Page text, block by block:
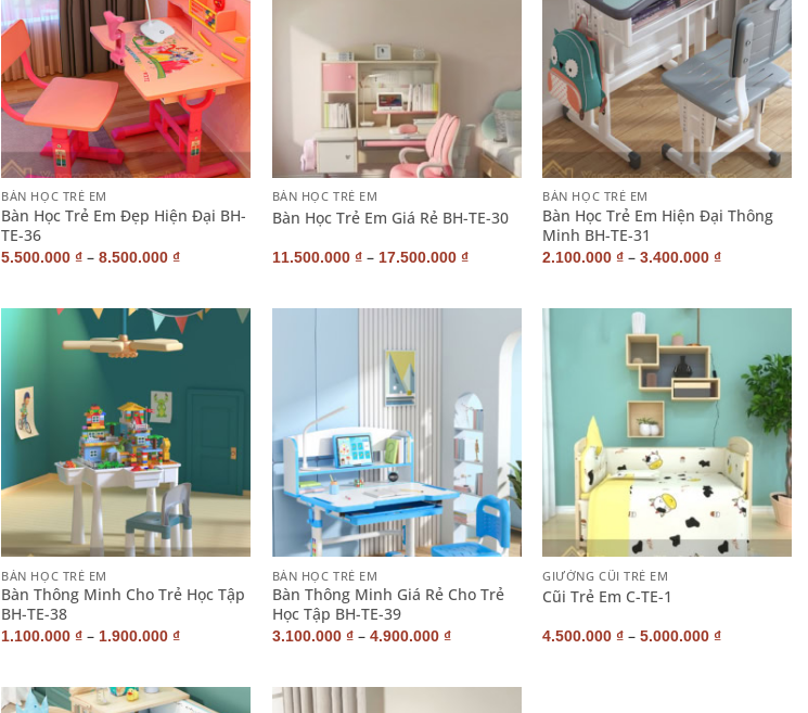
BÀN HỌC TRẺ EM
Bàn Học Trẻ Em Đẹp Hiện Đại BH-
TE-36
5.500.000₫ –8.500.000₫
+
BÀN HỌC TRẺ EM
Bàn Học Trẻ Em Giá Rẻ BH-TE-30
11.500.000 ₫– 17.500.000 ₫
BÀN HỌC TRẺ EM
Bàn Học Trẻ Em Hiện Đại Thông
Minh BH-TE-31
2.100.000₫ –3.400.000₫
+
BÀN HỌC TRẺ EM
Bàn Thông Minh Cho Trẻ Học Tập
BH-TE-38
1.100.000₫ –1.900.000₫
BÀN HỌC TRẺ EM
Bàn Thông Minh Giá Rẻ Cho Trẻ
Học Tập BH-TE-39
3.100.000 ₫– 4.900.000 ₫
GIƯỜNG CŨI TRẺ EM
Cũi Trẻ Em C-TE-1
4.500.000₫ –5.000.000₫